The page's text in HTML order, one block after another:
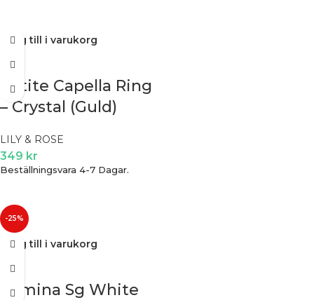
Lägg till i varukorg
Petite Capella Ring
– Crystal (Guld)
LILY & ROSE
349 kr
Beställningsvara 4-7 Dagar.
-25%
Lägg till i varukorg
Ramina Sg White